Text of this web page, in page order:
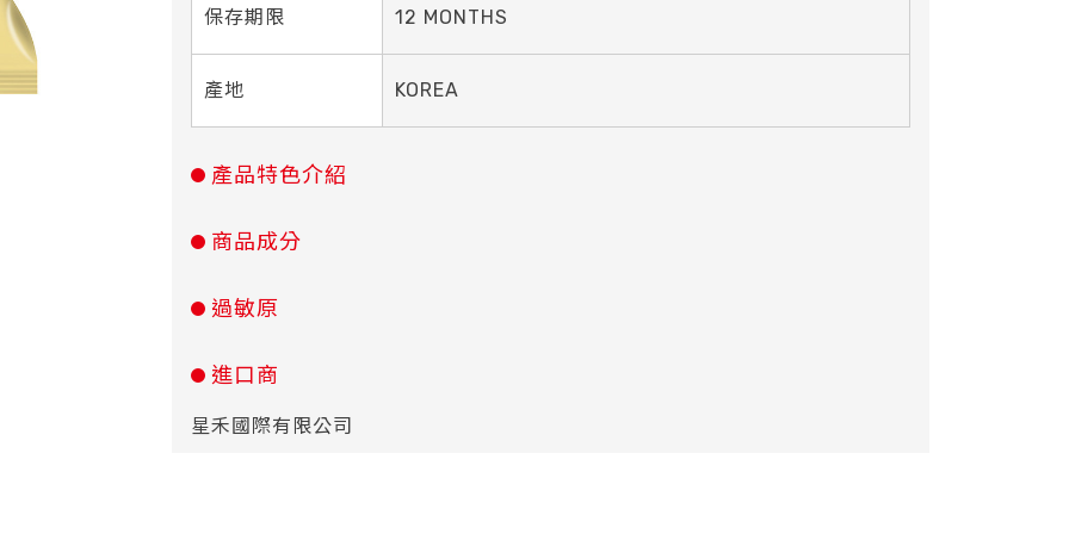
保存期限 12 MONTHS
產地 KOREA
產品特色介紹
商品成分
過敏原
進口商
星禾國際有限公司